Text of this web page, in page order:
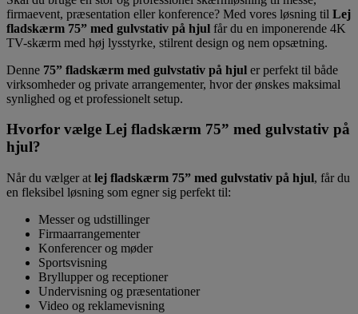
firmaevent, præsentation eller konference? Med vores løsning til Lej
fladskærm 75” med gulvstativ på hjul får du en imponerende 4K
TV-skærm med høj lysstyrke, stilrent design og nem opsætning.
Denne 75” fladskærm med gulvstativ på hjul er perfekt til både
virksomheder og private arrangementer, hvor der ønskes maksimal
synlighed og et professionelt setup.
Hvorfor vælge Lej fladskærm 75” med gulvstativ på
hjul?
Når du vælger at lej fladskærm 75” med gulvstativ på hjul, får du
en fleksibel løsning som egner sig perfekt til:
Messer og udstillinger
Firmaarrangementer
Konferencer og møder
Sportsvisning
Bryllupper og receptioner
Undervisning og præsentationer
Video og reklamevisning